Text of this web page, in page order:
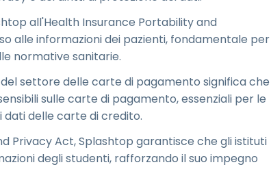
all'Health Insurance Portability and
alle informazioni dei pazienti, fondamentale per
normative sanitarie.
settore delle carte di pagamento significa che
sulle carte di pagamento, essenziali per le
delle carte di credito.
Privacy Act, Splashtop garantisce che gli istituti
degli studenti, rafforzando il suo impegno